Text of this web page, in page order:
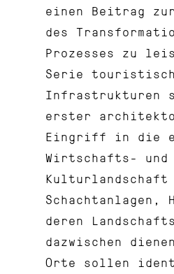
einen Beitrag
des
Prozesses zu
Serie
Infrastrukturen
erster
Eingriff in die
Wirtschafts- und
Kulturlandschaft
Schachtanlagen,
deren
dazwischen
Orte sollen